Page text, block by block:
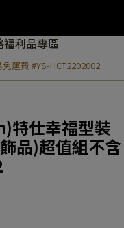
福利品專區
運費 #YS-HCT2202002
特仕幸福型裝
品)超值組不含